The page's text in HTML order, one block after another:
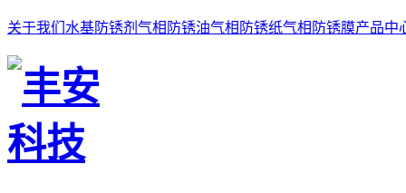
关于我们 水基防锈剂 气相防锈油气相防锈纸气相防锈膜产品中